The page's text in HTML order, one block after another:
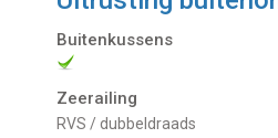
Buitenkussens
Zeerailing
RVS / dubbeldraads